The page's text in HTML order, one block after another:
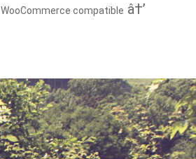
WooCommerce compatible